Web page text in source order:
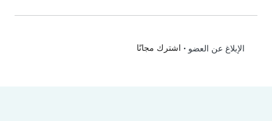
الإبلاغ عن العضو • اشترك مجانًا